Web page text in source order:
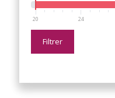
20 24
Filtrer